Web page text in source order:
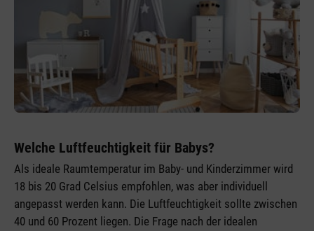
Welche Luftfeuchtigkeit für Babys?
Als ideale Raumtemperatur im Baby- und Kinderzimmer wird
18 bis 20 Grad Celsius empfohlen, was aber individuell
angepasst werden kann. Die Luftfeuchtigkeit sollte zwischen
40 und 60 Prozent liegen. Die Frage nach der idealen